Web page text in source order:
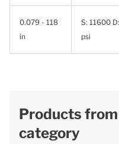
0.079 - 118
in
S: 11600
psi
Products
category